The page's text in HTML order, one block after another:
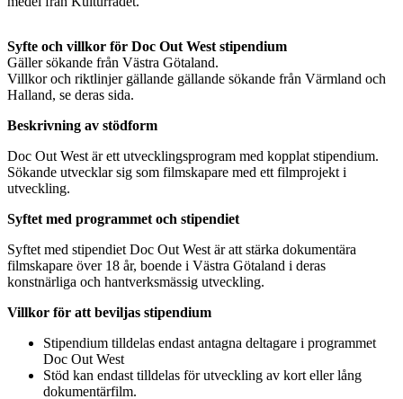
Syfte och villkor för Doc Out West stipendium
Gäller sökande från Västra Götaland.
Villkor och riktlinjer gällande gällande sökande från Värmland och
Halland, se deras sida.
Beskrivning av stödform
Doc Out West är ett utvecklingsprogram med kopplat stipendium.
Sökande utvecklar sig som filmskapare med ett filmprojekt i
utveckling.
Syftet med programmet och stipendiet
Syftet med stipendiet Doc Out West är att stärka dokumentära
filmskapare över 18 år, boende i Västra Götaland i deras
konstnärliga och hantverksmässig utveckling.
Villkor för att beviljas stipendium
Stipendium tilldelas endast antagna deltagare i programmet
Doc Out West
Stöd kan endast tilldelas för utveckling av kort eller lång
dokumentärfilm.